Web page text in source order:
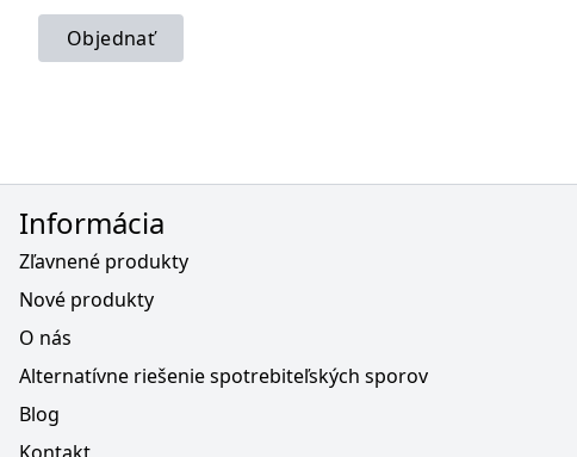
Objednať
Informácia
Zľavnené produkty
Nové produkty
O nás
Alternatívne riešenie spotrebiteľských sporov
Blog